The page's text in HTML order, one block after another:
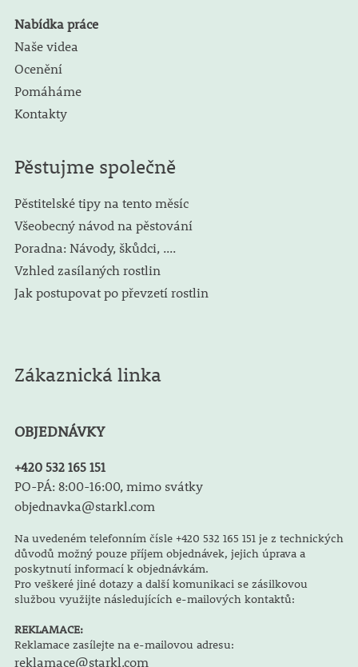
Nabídka práce
Naše videa
Ocenění
Pomáháme
Kontakty
Pěstujme společně
Pěstitelské tipy na tento měsíc
Všeobecný návod na pěstování
Poradna: Návody, škůdci, ....
Vzhled zasílaných rostlin
Jak postupovat po převzetí rostlin
Zákaznická linka
OBJEDNÁVKY
+420 532 165 151
PO-PÁ: 8:00-16:00, mimo svátky
objednavka@starkl.com
Na uvedeném telefonním čísle +420 532 165 151 je z technických
důvodů možný pouze příjem objednávek, jejich úprava a
poskytnutí informací k objednávkám.
Pro veškeré jiné dotazy a další komunikaci se zásilkovou
službou využijte následujících e-mailových kontaktů:
REKLAMACE:
Reklamace zasílejte na e-mailovou adresu:
reklamace@starkl.com